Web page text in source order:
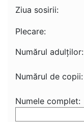
Ziua sosirii:
Plecare:
Numărul adulţilor:
Numărul de copii:
Numele complet: